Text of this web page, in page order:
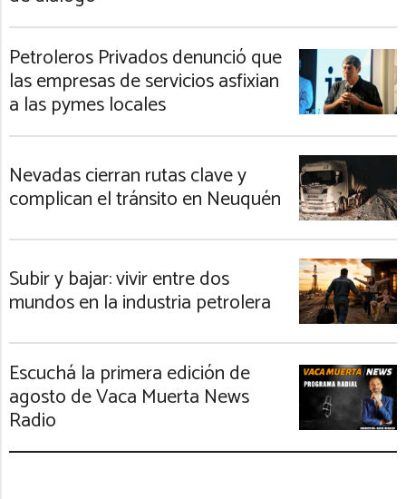
Petroleros Privados denunció que
las empresas de servicios asfixian
a las pymes locales
Nevadas cierran rutas clave y
complican el tránsito en Neuquén
Subir y bajar: vivir entre dos
mundos en la industria petrolera
Escuchá la primera edición de
agosto de Vaca Muerta News
Radio